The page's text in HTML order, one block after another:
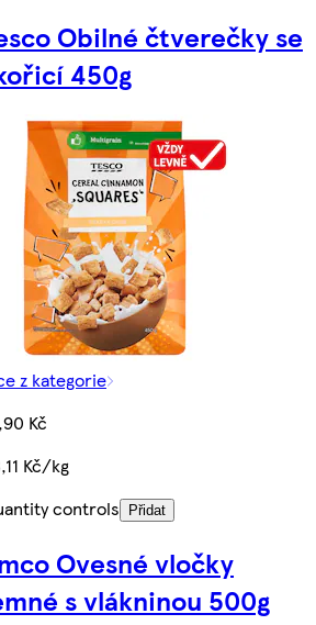
Obilné čtverečky se
450g
z kategorie
Kč
Kč/kg
controls
Přidat
Ovesné vločky
s vlákninou 500g